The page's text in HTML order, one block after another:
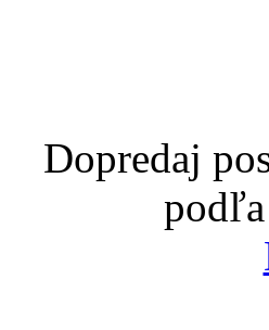
Dopredaj